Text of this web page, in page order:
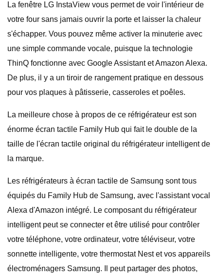
La fenêtre LG InstaView vous permet de voir l'intérieur de
votre four sans jamais ouvrir la porte et laisser la chaleur
s'échapper. Vous pouvez même activer la minuterie avec
une simple commande vocale, puisque la technologie
ThinQ fonctionne avec Google Assistant et Amazon Alexa.
De plus, il y a un tiroir de rangement pratique en dessous
pour vos plaques à pâtisserie, casseroles et poêles.
La meilleure chose à propos de ce réfrigérateur est son
énorme écran tactile Family Hub qui fait le double de la
taille de l'écran tactile original du réfrigérateur intelligent de
la marque.
Les réfrigérateurs à écran tactile de Samsung sont tous
équipés du Family Hub de Samsung, avec l'assistant vocal
Alexa d'Amazon intégré. Le composant du réfrigérateur
intelligent peut se connecter et être utilisé pour contrôler
votre téléphone, votre ordinateur, votre téléviseur, votre
sonnette intelligente, votre thermostat Nest et vos appareils
électroménagers Samsung. Il peut partager des photos,